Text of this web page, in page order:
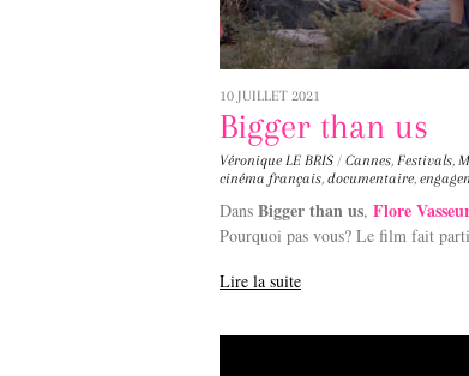
10 JUILLET 2021
Bigger than us
Véronique LE BRIS / Cannes, Festivals,
cinéma français, documentaire,
Dans Bigger than us, Flore
Pourquoi pas vous? Le film fait
Lire la suite